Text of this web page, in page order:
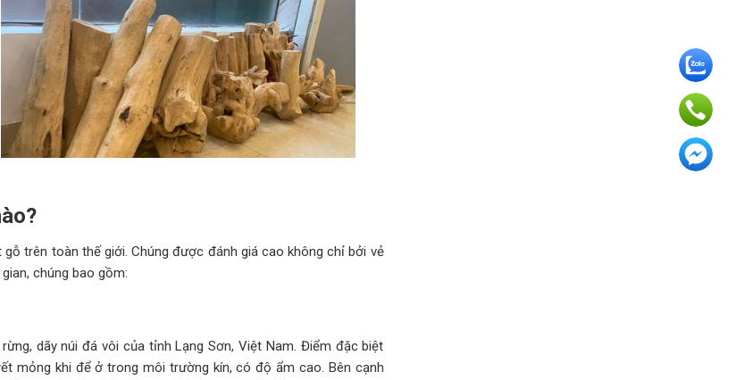
trên toàn thế giới. Chúng được đánh giá cao không chỉ bởi vẻ
chúng bao gồm:
dãy núi đá vôi của tỉnh Lạng Sơn, Việt Nam. Điểm đặc biệt
mỏng khi để ở trong môi trường kín, có độ ẩm cao. Bên cạnh